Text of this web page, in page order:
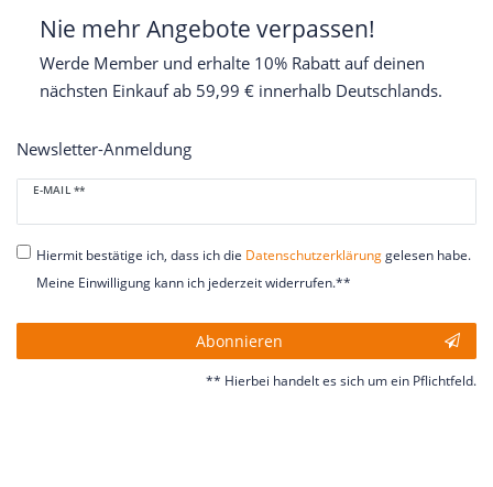
Nie mehr Angebote verpassen!
Werde Member und erhalte 10% Rabatt auf deinen
nächsten Einkauf ab 59,99 € innerhalb Deutschlands.
Newsletter-Anmeldung
E-MAIL **
Newsletter
Honig
Hiermit bestätige ich, dass ich die Daten­schutz­erklärunggelesen habe.
Meine Einwilligung kann ich jederzeit widerrufen.**
Abonnieren
** Hierbei handelt es sich um ein Pflichtfeld.